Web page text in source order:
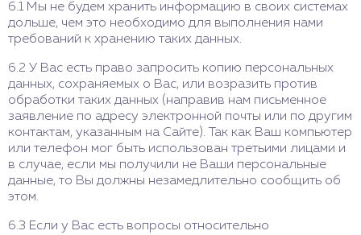
6.1 Мы не будем хранить информацию в своих системах
дольше, чем это необходимо для выполнения нами
требований к хранению таких данных.
6.2 У Вас есть право запросить копию персональных
данных, сохраняемых о Вас, или возразить против
обработки таких данных (направив нам письменное
заявление по адресу электронной почты или по другим
контактам, указанным на Сайте). Так как Ваш компьютер
или телефон мог быть использован третьими лицами и
в случае, если мы получили не Ваши персональные
данные, то Вы должны незамедлительно сообщить об
этом.
6.3 Если у Вас есть вопросы относительно